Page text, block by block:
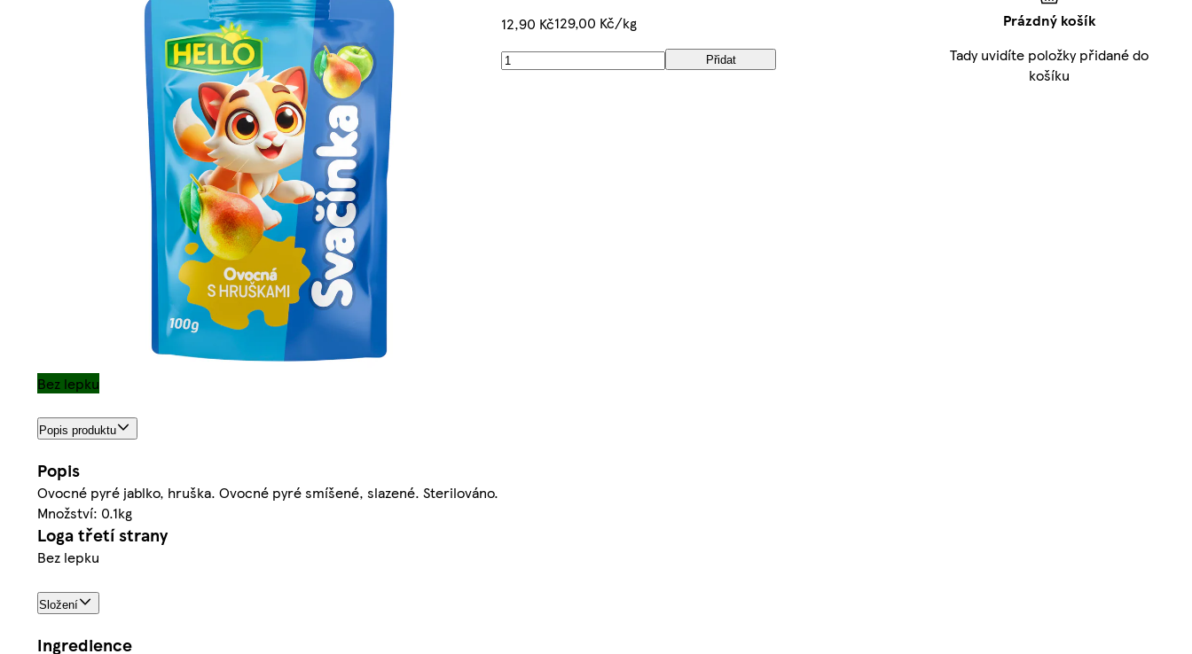
12,90 Kč129,00 Kč/kg
Přidat
Bez lepku
Popis produktu
Popis
Ovocné pyré jablko, hruška. Ovocné pyré smíšené, slazené. Sterilováno.
Množství: 0.1kg
Loga třetí strany
Bez lepku
Složení
Ingredience
Prázdný košík
Tady uvidíte položky přidané do
košíku